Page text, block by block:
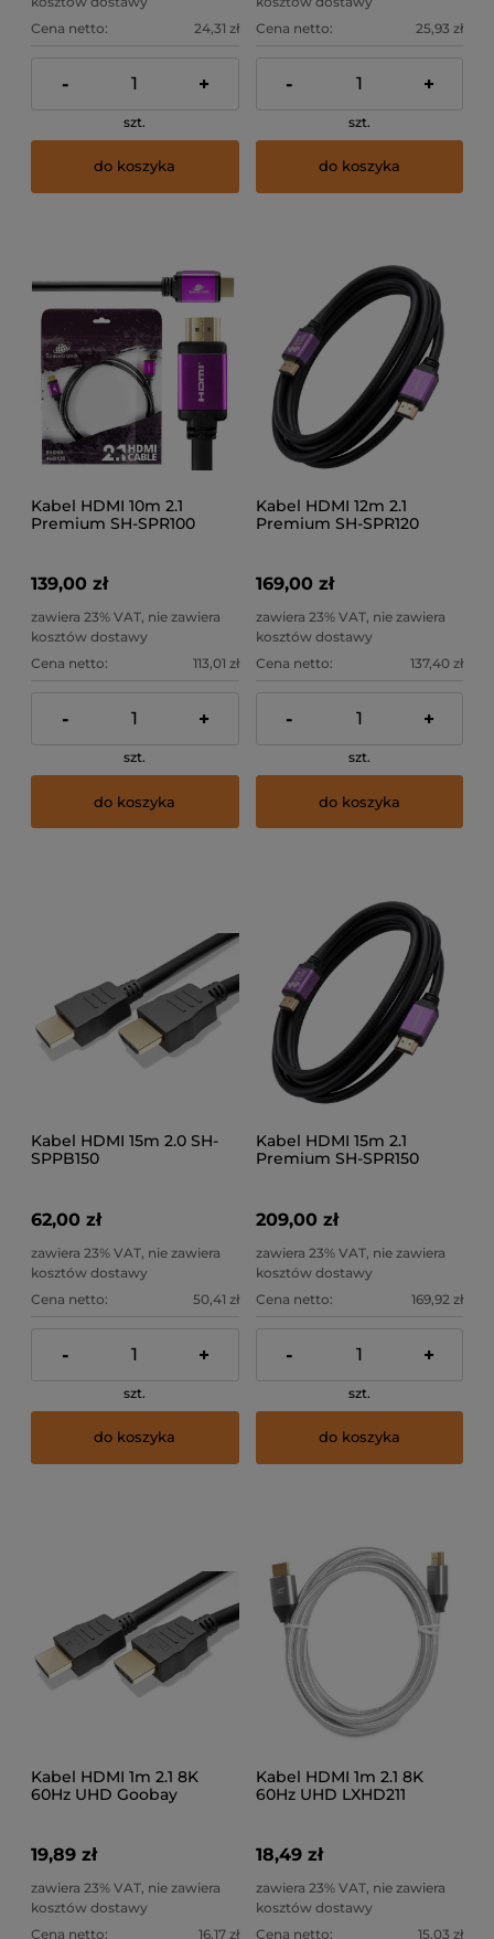
Cena netto:
24,31 zł
- +
szt.
do koszyka
Cena netto:
25,93 zł
- +
szt.
do koszyka
Kabel HDMI 10m 2.1
Premium SH-SPR100
139,00 zł
zawiera 23% VAT, nie zawiera
kosztów dostawy
Cena netto:
113,01 zł
- +
szt.
do koszyka
Kabel HDMI 12m 2.1
Premium SH-SPR120
169,00 zł
zawiera 23% VAT, nie zawiera
kosztów dostawy
Cena netto:
137,40 zł
- +
szt.
do koszyka
Kabel HDMI 15m 2.0 SH-
SPPB150
62,00 zł
zawiera 23% VAT, nie zawiera
kosztów dostawy
Cena netto:
50,41 zł
- +
szt.
do koszyka
Kabel HDMI 15m 2.1
Premium SH-SPR150
209,00 zł
zawiera 23% VAT, nie zawiera
kosztów dostawy
Cena netto:
169,92 zł
- +
szt.
do koszyka
Kabel HDMI 1m 2.1 8K
60Hz UHD Goobay
19,89 zł
zawiera 23% VAT, nie zawiera
kosztów dostawy
Cena netto:
16,17 zł
Kabel HDMI 1m 2.1 8K
60Hz UHD LXHD211
18,49 zł
zawiera 23% VAT, nie zawiera
kosztów dostawy
Cena netto:
15,03 zł